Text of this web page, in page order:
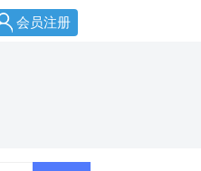
会员注册